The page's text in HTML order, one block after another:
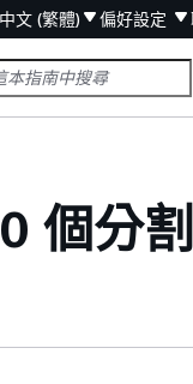
中文 (繁體) 偏好設定
個分